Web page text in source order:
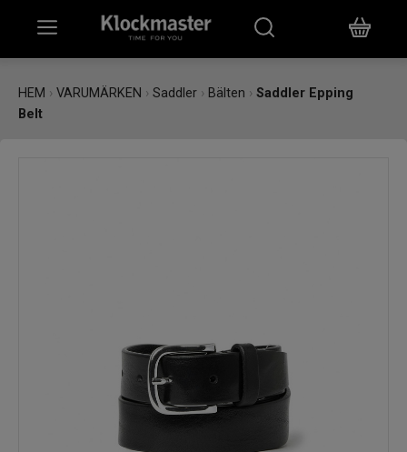
PRESENTKORT
HEM › VARUMÄRKEN › Saddler › Bälten › Saddler Epping
Belt